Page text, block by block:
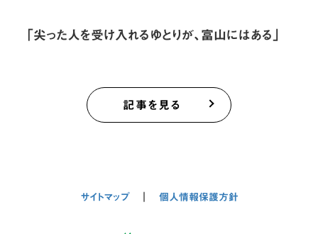
「尖った人を受け入れるゆとりが、富山にはある」
記事を見る
サイトマップ｜ 個人情報保護方針